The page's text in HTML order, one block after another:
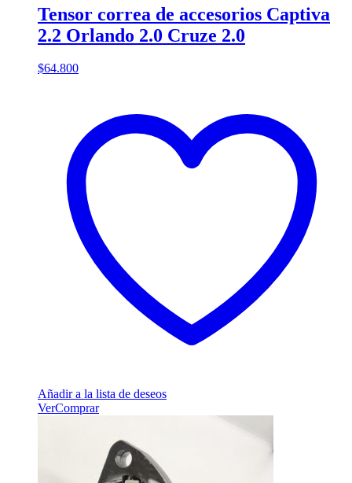
Tensor correa de accesorios Captiva
2.2 Orlando 2.0 Cruze 2.0
$64.800
Añadir a la lista de deseos
VerComprar